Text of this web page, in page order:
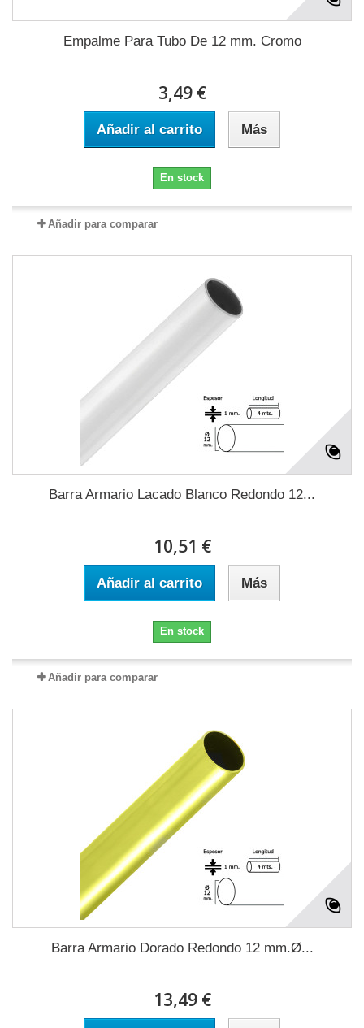
Empalme Para Tubo De 12 mm. Cromo
3,49 €
Añadir al carrito Más
En stock
Añadir para comparar
Barra Armario Lacado Blanco Redondo 12...
10,51 €
Añadir al carrito Más
En stock
Añadir para comparar
Barra Armario Dorado Redondo 12 mm.Ø...
13,49 €